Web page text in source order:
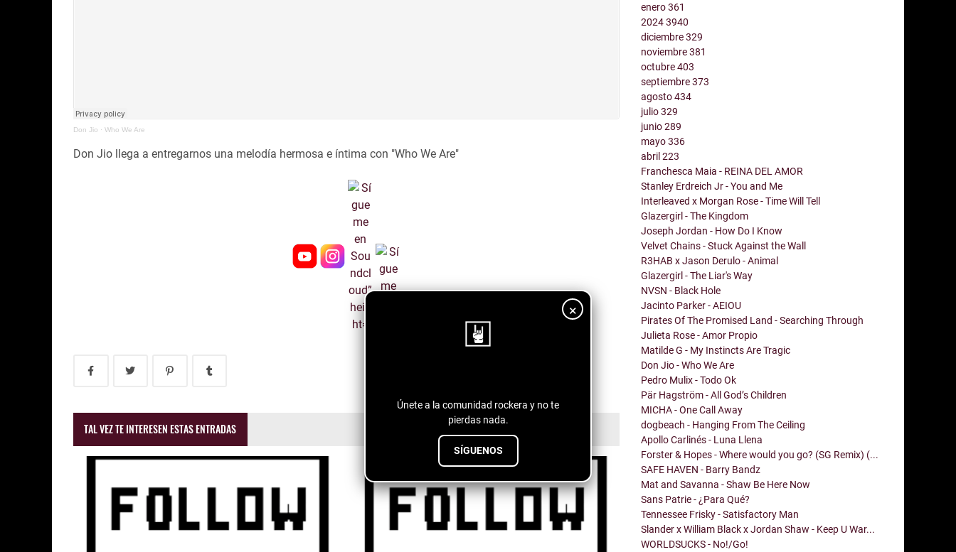
×
Únete a la comunidad rockera y no te
pierdas nada.
SÍGUENOS
Don Jio · Who We Are
Don Jio llega a entregarnos una melodía hermosa e íntima con "Who We Are"
TAL VEZ TE INTERESEN ESTAS ENTRADAS
enero361
20243940
diciembre329
noviembre381
octubre403
septiembre373
agosto434
julio329
junio289
mayo336
abril223
Franchesca Maia - REINA DEL AMOR
Stanley Erdreich Jr - You and Me
Interleaved x Morgan Rose - Time Will Tell
Glazergirl - The Kingdom
Joseph Jordan - How Do I Know
Velvet Chains - Stuck Against the Wall
R3HAB x Jason Derulo - Animal
Glazergirl - The Liar's Way
NVSN - Black Hole
Jacinto Parker - AEIOU
Pirates Of The Promised Land - Searching Through
Julieta Rose - Amor Propio
Matilde G - My Instincts Are Tragic
Don Jio - Who We Are
Pedro Mulix - Todo Ok
Pär Hagström - All God’s Children
MICHA - One Call Away
dogbeach - Hanging From The Ceiling
Apollo Carlinés - Luna Llena
Forster & Hopes - Where would you go? (SG Remix) (...
SAFE HAVEN - Barry Bandz
Mat and Savanna - Shaw Be Here Now
Sans Patrie - ¿Para Qué?
Tennessee Frisky - Satisfactory Man
Slander x William Black x Jordan Shaw - Keep U War...
WORLDSUCKS - No!/Go!